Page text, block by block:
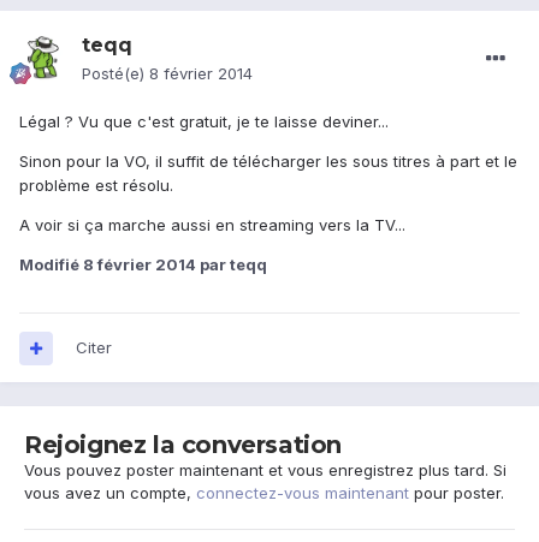
teqq
Posté(e) 8 février 2014
Légal ? Vu que c'est gratuit, je te laisse deviner...
Sinon pour la VO, il suffit de télécharger les sous titres à part et le
problème est résolu.
A voir si ça marche aussi en streaming vers la TV...
Modifié 8 février 2014 par teqq
Citer
Rejoignez la conversation
Vous pouvez poster maintenant et vous enregistrez plus tard. Si
vous avez un compte, connectez-vous maintenant pour poster.